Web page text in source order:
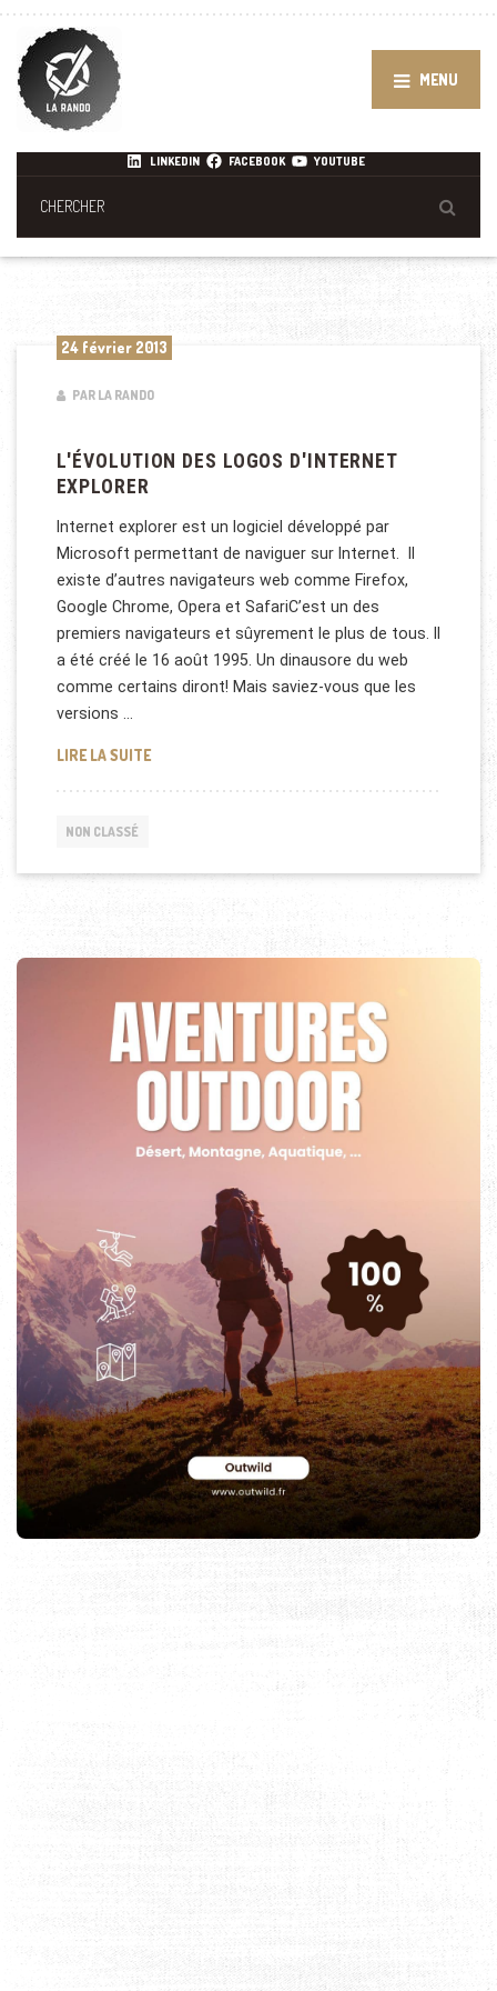
MENU
LINKEDIN FACEBOOK YOUTUBE
24 février 2013
PAR LA RANDO
L'ÉVOLUTION DES LOGOS D'INTERNET
EXPLORER
Internet explorer est un logiciel développé par
Microsoft permettant de naviguer sur Internet. Il
existe d’autres navigateurs web comme Firefox,
Google Chrome, Opera et SafariC’est un des
premiers navigateurs et sûyrement le plus de tous. Il
a été créé le 16 août 1995. Un dinausore du web
comme certains diront! Mais saviez-vous que les
versions …
LIRE LA SUITEL'ÉVOLUTION DES LOGOS D'INTERNET EXPLORER
NON CLASSÉ